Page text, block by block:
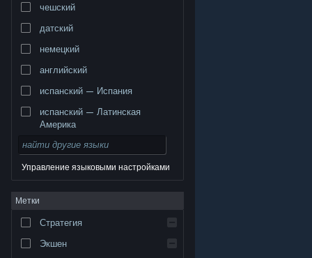
© Valve Corporation. Все права сохранены. Все
торговые марки являются собственностью
Правовая информация
Соглашение подписчика Steam
Файлы cookie
чешский
датский
немецкий
английский
испанский — Испания
испанский — Латинская
Америка
Управление языковыми настройками
Метки
Стратегия
Экшен